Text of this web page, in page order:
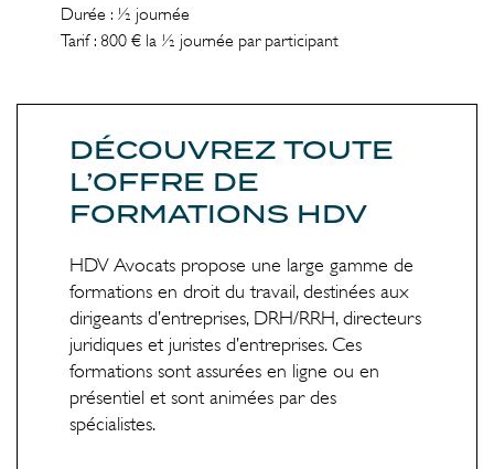
Durée : ½ journée
Tarif : 800 € la ½ journée par participant
DÉCOUVREZ TOUTE
L’OFFRE DE
FORMATIONS HDV
HDV Avocats propose une large gamme de
formations en droit du travail, destinées aux
dirigeants d’entreprises, DRH/RRH, directeurs
juridiques et juristes d’entreprises. Ces
formations sont assurées en ligne ou en
présentiel et sont animées par des
spécialistes.